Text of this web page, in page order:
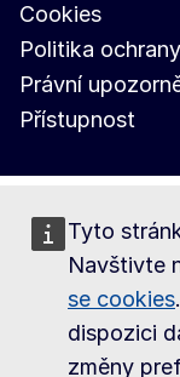
Tyto
Navštivte
se cookies
dispozici
změny
Cookies
Politika
Právní
Přístupnost